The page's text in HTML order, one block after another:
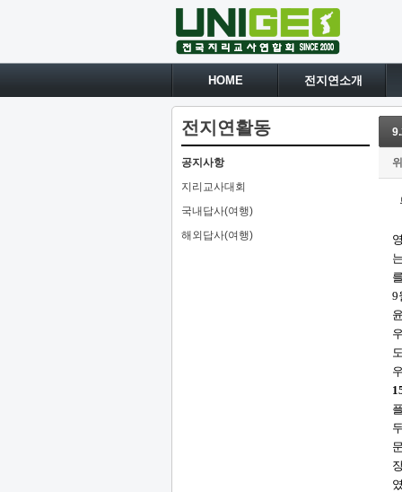
HOME 전지연소개
전지연활동
공지사항
지리교사대회
국내답사(여행)
해외답사(여행)
9